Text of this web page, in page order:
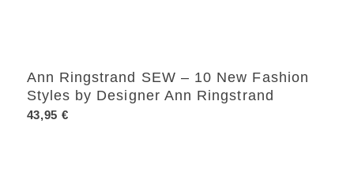
Ann Ringstrand SEW – 10 New Fashion
Styles by Designer Ann Ringstrand
43,95 €